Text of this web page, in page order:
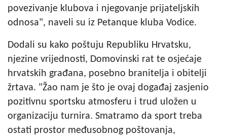
povezivanje klubova i njegovanje prijateljskih
odnosa", naveli su iz Petanque kluba Vodice.
Dodali su kako poštuju Republiku Hrvatsku,
njezine vrijednosti, Domovinski rat te osjećaje
hrvatskih građana, posebno branitelja i obitelji
žrtava. "Žao nam je što je ovaj događaj zasjenio
pozitivnu sportsku atmosferu i trud uložen u
organizaciju turnira. Smatramo da sport treba
ostati prostor međusobnog poštovanja,